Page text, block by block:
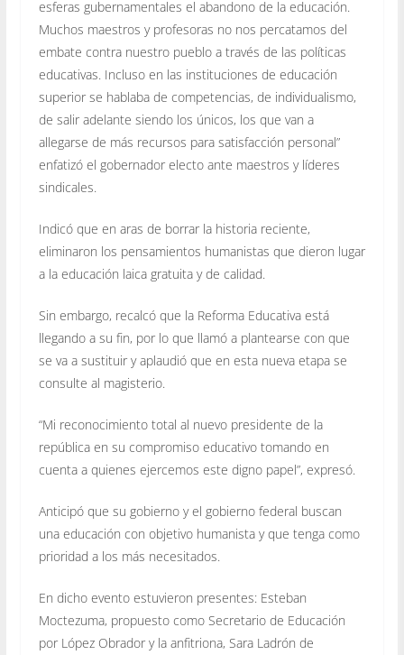
esferas gubernamentales el abandono de la educación.
Muchos maestros y profesoras no nos percatamos del
embate contra nuestro pueblo a través de las políticas
educativas. Incluso en las instituciones de educación
superior se hablaba de competencias, de individualismo,
de salir adelante siendo los únicos, los que van a
allegarse de más recursos para satisfacción personal”
enfatizó el gobernador electo ante maestros y líderes
sindicales.
Indicó que en aras de borrar la historia reciente,
eliminaron los pensamientos humanistas que dieron lugar
a la educación laica gratuita y de calidad.
Sin embargo, recalcó que la Reforma Educativa está
llegando a su fin, por lo que llamó a plantearse con que
se va a sustituir y aplaudió que en esta nueva etapa se
consulte al magisterio.
“Mi reconocimiento total al nuevo presidente de la
república en su compromiso educativo tomando en
cuenta a quienes ejercemos este digno papel”, expresó.
Anticipó que su gobierno y el gobierno federal buscan
una educación con objetivo humanista y que tenga como
prioridad a los más necesitados.
En dicho evento estuvieron presentes: Esteban
Moctezuma, propuesto como Secretario de Educación
por López Obrador y la anfitriona, Sara Ladrón de